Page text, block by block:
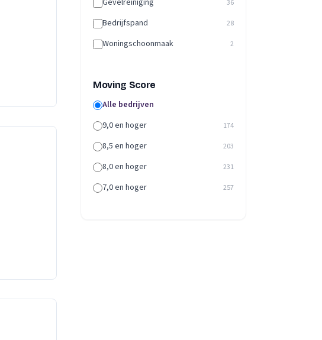
Gevelreiniging 36
Bedrijfspand 28
Woningschoonmaak 2
Moving Score
Alle bedrijven
9,0 en hoger
174
8,5 en hoger 203
8,0 en hoger 231
7,0 en hoger 257